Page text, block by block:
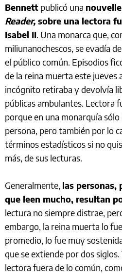
Bennett publicó una
Reader, sobre una lectora
Isabel II. Una monarca que,
miliunanochescos, se evadía
el público común. Episodios
de la reina muerta este jueves
incógnito retiraba y devolvía
públicas ambulantes. Lectora
porque en una monarquía
persona, pero también por lo
términos estadísticos si no
más, de sus lecturas.
Generalmente, las personas,
que leen mucho, resultan
lectura no siempre distrae,
embargo, la reina muerta lo
promedio, lo fue muy
que se extiende por dos
lectora fuera de lo común,